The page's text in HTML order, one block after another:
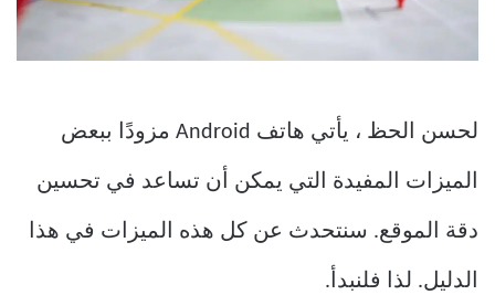
لحسن الحظ ، يأتي هاتف Android مزودًا ببعض
الميزات المفيدة التي يمكن أن تساعد في تحسين
دقة الموقع. سنتحدث عن كل هذه الميزات في هذا
الدليل. لذا فلنبدأ.